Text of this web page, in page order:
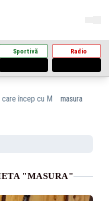
Sportivă Radio
încep cu M masura
"MASURA"